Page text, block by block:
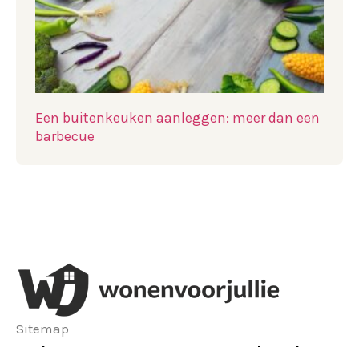
Een buitenkeuken aanleggen: meer dan een
barbecue
Sitemap